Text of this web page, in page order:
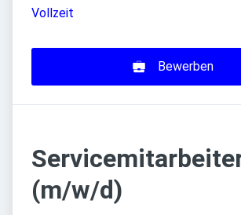
Vollzeit
Bewerben
(m/w/d)